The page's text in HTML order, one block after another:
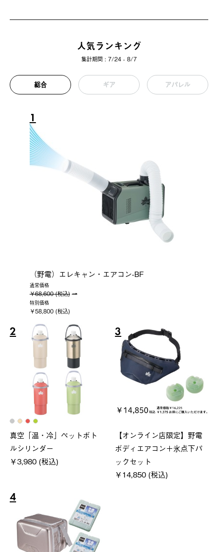
人気ランキング
集計期間 : 7/24 - 8/7
総合 ギア アパレル
1
（野電）エレキャン・エアコン-BF
通常価格
￥68,600 (税込)
特別価格
￥58,800 (税込)
2
真空「温・冷」ペットボト
ルシリンダー
￥3,980 (税込)
3
【オンライン店限定】野電
ボディエアコン＋氷点下パ
ックセット
￥14,850 (税込)
4